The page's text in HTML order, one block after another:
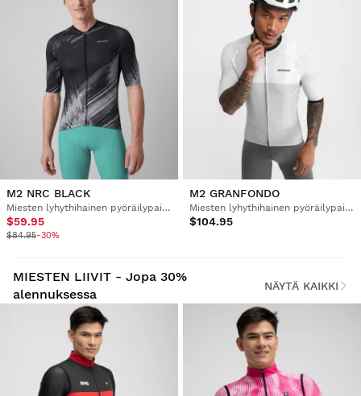
M2 NRC BLACK
Miesten lyhythihainen pyöräilypaita
$59.95
$84.95-30%
M2 GRANFONDO
Miesten lyhythihainen pyöräilypaita
$104.95
MIESTEN LIIVIT - Jopa 30%
alennuksessa
NÄYTÄ KAIKKI